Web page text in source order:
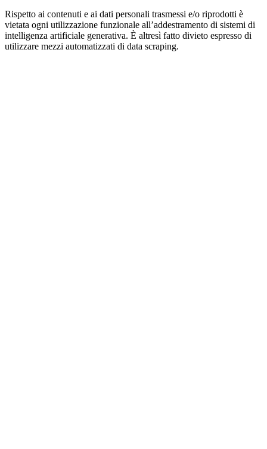
Rispetto ai contenuti e ai dati personali trasmessi e/o riprodotti è
vietata ogni utilizzazione funzionale all’addestramento di sistemi di
intelligenza artificiale generativa. È altresì fatto divieto espresso di
utilizzare mezzi automatizzati di data scraping.